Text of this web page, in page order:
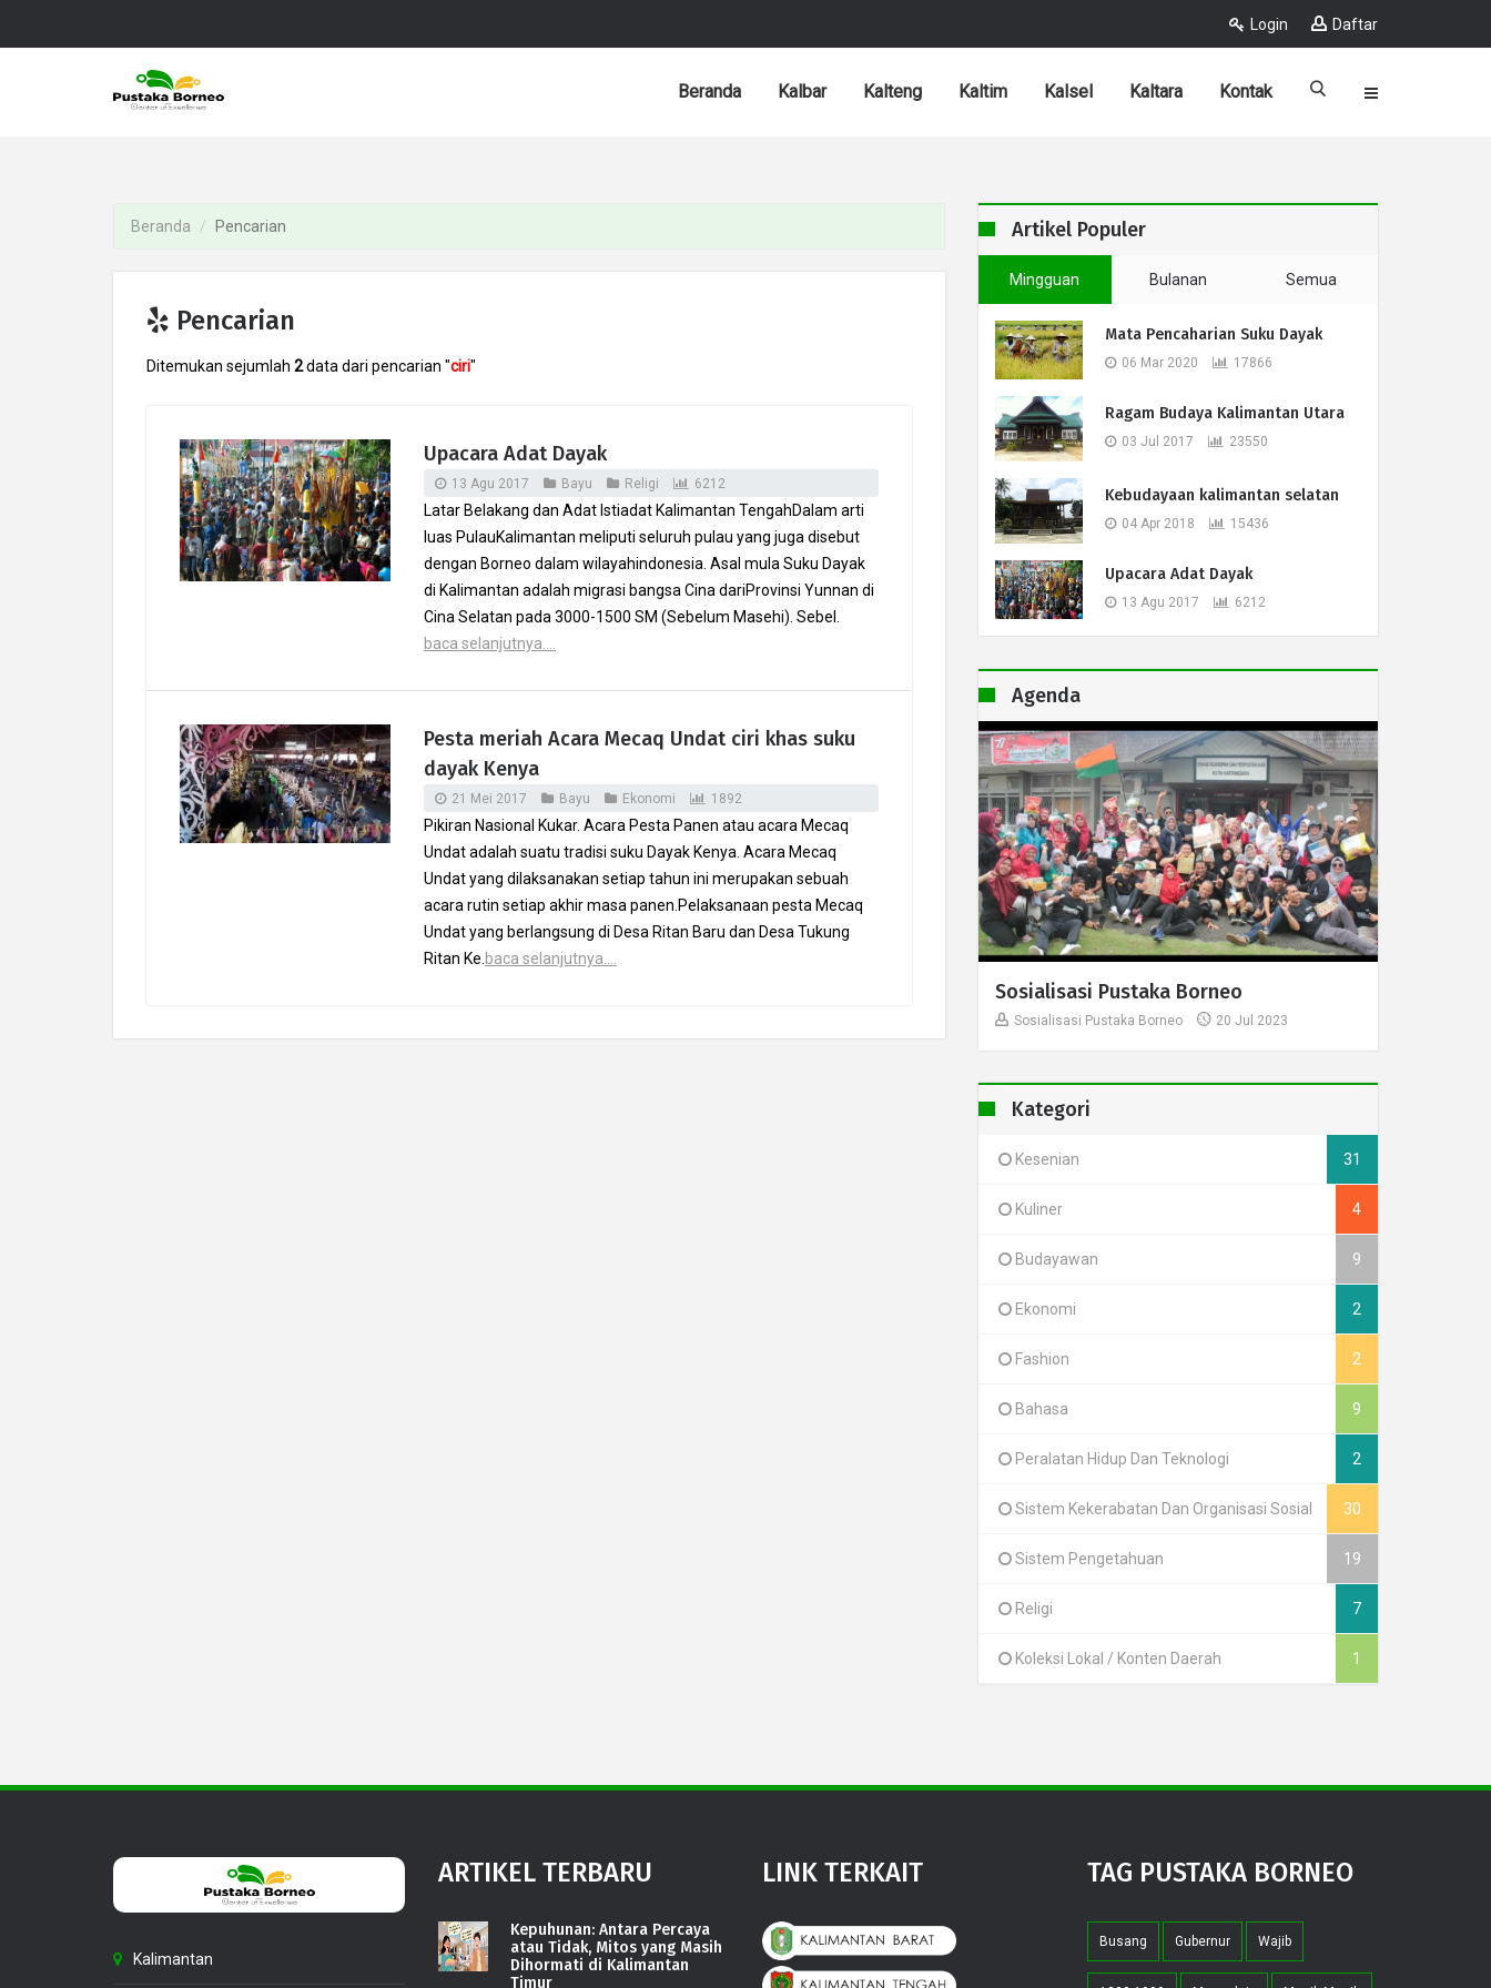
Login Daftar
Beranda Kalbar Kalteng Kaltim Kalsel Kaltara Kontak
Beranda Pencarian
Pencarian
Ditemukan sejumlah 2data dari pencarian "ciri"
Upacara Adat Dayak
13 Agu 2017 Bayu Religi 6212
Latar Belakang dan Adat Istiadat Kalimantan TengahDalam arti
luas PulauKalimantan meliputi seluruh pulau yang juga disebut
dengan Borneo dalam wilayahindonesia. Asal mula Suku Dayak
di Kalimantan adalah migrasi bangsa Cina dariProvinsi Yunnan di
Cina Selatan pada 3000-1500 SM (Sebelum Masehi). Sebel.
baca selanjutnya....
Pesta meriah Acara Mecaq Undat ciri khas suku
dayak Kenya
21 Mei 2017 Bayu Ekonomi 1892
Pikiran Nasional Kukar. Acara Pesta Panen atau acara Mecaq
Undat adalah suatu tradisi suku Dayak Kenya. Acara Mecaq
Undat yang dilaksanakan setiap tahun ini merupakan sebuah
acara rutin setiap akhir masa panen.Pelaksanaan pesta Mecaq
Undat yang berlangsung di Desa Ritan Baru dan Desa Tukung
Ritan Ke. baca selanjutnya....
Artikel Populer
Mingguan Bulanan Semua
Mata Pencaharian Suku Dayak
06 Mar 2020 17866
Ragam Budaya Kalimantan Utara
03 Jul 2017 23550
Kebudayaan kalimantan selatan
04 Apr 2018 15436
Upacara Adat Dayak
13 Agu 2017 6212
Agenda
Sosialisasi Pustaka Borneo
Sosialisasi Pustaka Borneo 20 Jul 2023
Kategori
Kesenian 31
Kuliner 4
Budayawan 9
Ekonomi 2
Fashion 2
Bahasa 9
Peralatan Hidup Dan Teknologi 2
Sistem Kekerabatan Dan Organisasi Sosial 30
Sistem Pengetahuan 19
Religi 7
Koleksi Lokal / Konten Daerah 1
Kalimantan
ARTIKEL TERBARU
Kepuhunan: Antara Percaya
atau Tidak, Mitos yang Masih
Dihormati di Kalimantan
Timur
LINK TERKAIT TAG PUSTAKA BORNEO
Busang Gubernur Wajib